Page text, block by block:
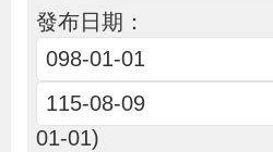
為
民
服
發布日期：
01-01)